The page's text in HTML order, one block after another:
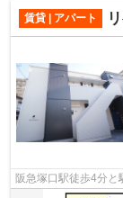
賃貸 | アパート
阪急塚口駅徒歩4分と